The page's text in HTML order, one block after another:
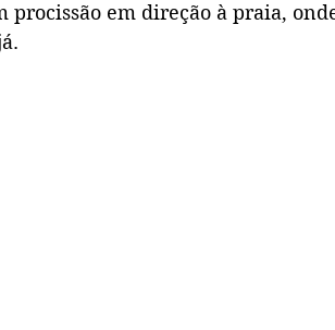
procissão em direção à praia,